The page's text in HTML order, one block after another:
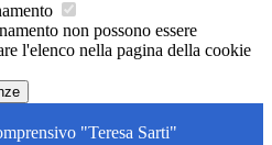
non possono essere
l'elenco nella pagina della cookie
"Teresa Sarti"